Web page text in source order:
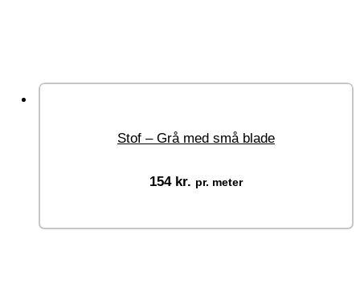
Stof – Grå med små blade
154 kr. pr. meter